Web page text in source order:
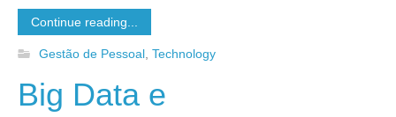
Continue reading...
Gestão de Pessoal, Technology
Big Data e